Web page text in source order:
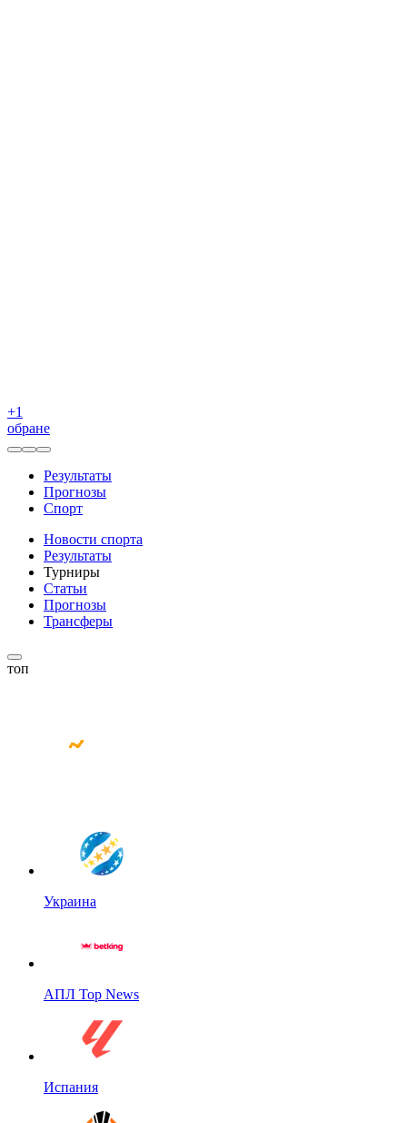
+1
обране
Результаты
Прогнозы
Спорт
Новости спорта
Результаты
Турниры
Статьи
Прогнозы
Трансферы
топ
Украина
АПЛ Top News
Испания